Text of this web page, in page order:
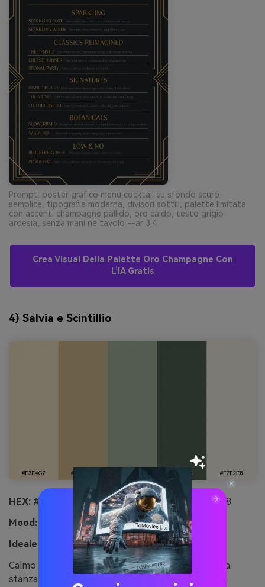
Prompt: poster grafico menu cocktail su sfondo scuro
semplice, tipografia moderna, divisori sottili, palette limitata
con accenti champagne pallido, oro caldo, testo grigio
ardesia, senza mani né tavolo --ar 3:4
Crea Visual Della Palette Oro Champagne Con
L’IA Gratis
4) Salvia e Scintillio
HEX: #f3e4c7 #d9bf8f #a7b8a2 #516356 #f7f2e8
Mood: fresco, calmante, eleganza organica
Ideale per:
branding per wellness e brochure spa
Calmo e naturale, come un ramo di eucalipto in una
stanza soleggiata con riflessi metallici. I verdi salvia